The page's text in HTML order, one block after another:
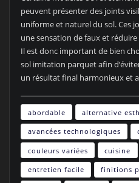
peuvent présenter des joints
uniforme et naturel du sol. Ces
une sensation de faux et réduire
Il est donc important de bien
sol imitation parquet afin
un résultat final harmonieux et
abordable alternative
avancées technologiques
couleurs variées cuisine
entretien facile finitions